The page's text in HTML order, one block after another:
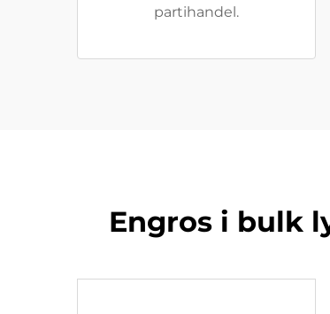
partihandel.
Engros i bulk